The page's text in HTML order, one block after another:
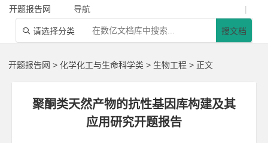
开题报告网 导航 |
 请选择分类 搜文档
开题报告网 >化学化工与生命科学类 > 生物工程 > 正文
聚酮类天然产物的抗性基因库构建及其
应用研究开题报告